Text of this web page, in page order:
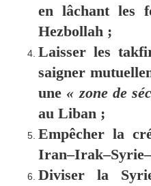
en lâchant les
Hezbollah ;
Laisser les
saigner
une « zone de
au Liban ;
Empêcher la
Diviser la